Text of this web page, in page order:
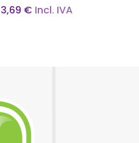
3,69 € Incl. IVA